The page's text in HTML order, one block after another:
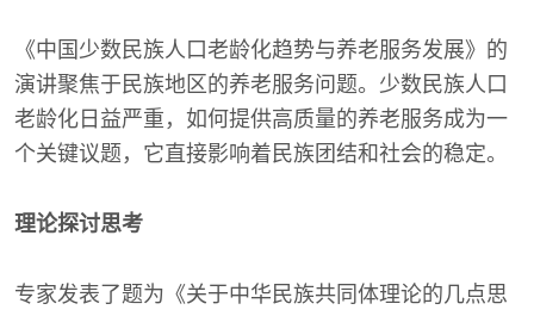
《中国少数民族人口老龄化趋势与养老服务发展》的
演讲聚焦于民族地区的养老服务问题。少数民族人口
老龄化日益严重，如何提供高质量的养老服务成为一
个关键议题，它直接影响着民族团结和社会的稳定。
理论探讨思考
专家发表了题为《关于中华民族共同体理论的几点思